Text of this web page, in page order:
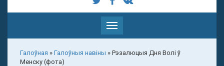
Паказаць
меню
Галоўная » Галоўныя навіны » Рэзалюцыя Дня Волі ў
Менску (фота)